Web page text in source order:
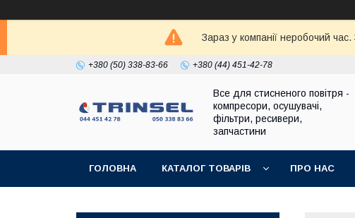
Зараз у компанії неробочий
+380 (50) 338-83-66 +380 (44) 451-42-78
Все для стисненого повітря -
компресори, осушувачі,
фільтри, ресивери,
запчастини
ГОЛОВНА КАТАЛОГ ТОВАРІВ ПРО НАС